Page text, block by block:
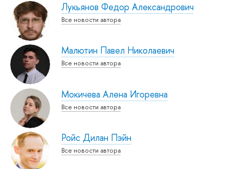
Лукьянов Федор Александрович
Все новости автора
Малютин Павел Николаевич
Все новости автора
Мокичева Алена Игоревна
Все новости автора
Ройс Дилан Пэйн
Все новости автора